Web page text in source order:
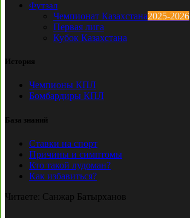
Футзал
Чемпионат Казахстана2025-2026
Первая лига
Кубок Казахстана
История
Чемпионы КПЛ
Бомбардиры КПЛ
База знаний
Ставки на спорт
Причины и симптомы
Кто такой лудоман?
Как избавиться?
Читаете: Санжар Батырханов